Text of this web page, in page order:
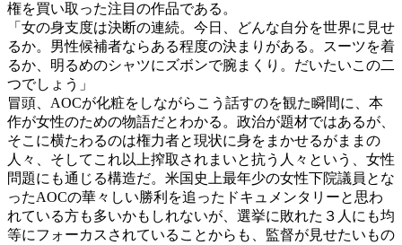
権を買い取った注目の作品である。
「女の身支度は決断の連続。今日、どんな自分を世界に見せ
るか。男性候補者ならある程度の決まりがある。スーツを着
るか、明るめのシャツにズボンで腕まくり。だいたいこの二
つでしょう」
冒頭、AOCが化粧をしながらこう話すのを観た瞬間に、本
作が女性のための物語だとわかる。政治が題材ではあるが、
そこに横たわるのは権力者と現状に身をまかせるがままの
人々、そしてこれ以上搾取されまいと抗う人々という、女性
問題にも通じる構造だ。米国史上最年少の女性下院議員とな
ったAOCの華々しい勝利を追ったドキュメンタリーと思わ
れている方も多いかもしれないが、選挙に敗れた３人にも均
等にフォーカスされていることからも、監督が見せたいもの